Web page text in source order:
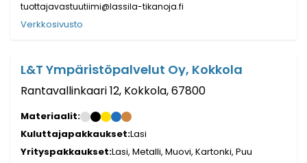
tuottajavastuutiimi@lassila-tikanoja.fi
Verkkosivusto
L&T Ympäristöpalvelut Oy, Kokkola
Rantavallinkaari 12, Kokkola, 67800
Materiaalit:
Kuluttajapakkaukset:Lasi
Yrityspakkaukset:Lasi, Metalli, Muovi, Kartonki, Puu